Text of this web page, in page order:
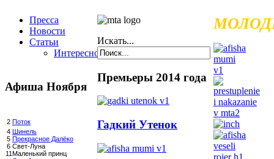
Пресса
Новости
Статьи
Интересное
Афиша Ноября
2 Поток
4 Шинель
5 Прекрасное Далёко
6 Свет-Луна
11Маленький принц
Искать...
Премьеры 2014 года
Гадкий Утенок